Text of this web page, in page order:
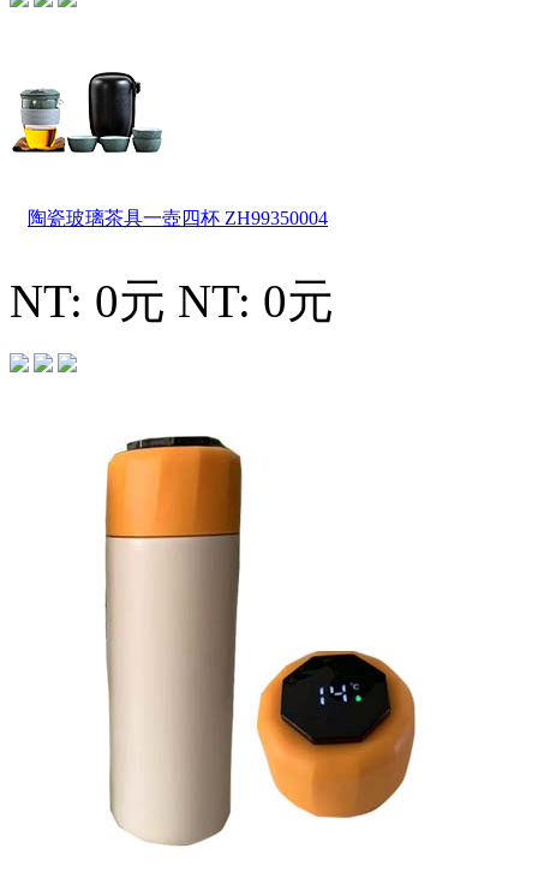
陶瓷玻璃茶具一壺四杯 ZH99350004
NT: 0元 NT: 0元